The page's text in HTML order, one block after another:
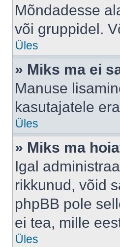
Mõndadesse
või gruppidel.
Üles
» Miks ma ei
Manuse
kasutajatele
Üles
» Miks ma
Igal
rikkunud, võid
phpBB pole
ei tea, mille
Üles